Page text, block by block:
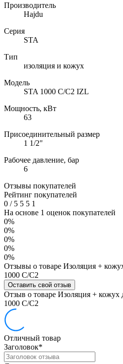
Производитель
Hajdu
Серия
STA
Тип
изоляция и кожух
Модель
STA 1000 C/C2 IZL
Мощность, кВт
63
Присоединительный размер
1 1/2"
Рабочее давление, бар
6
Отзывы покупателей
Рейтинг покупателей
0 /5 5 5 1
На основе 1 оценок покупателей
0%
0%
0%
0%
0%
Отзывы о товаре Изоляция +
1000 C/C2
Оставить свой отзыв
Отзыв о товаре Изоляция + кожух
1000 C/C2
Отличный товар
Заголовок*